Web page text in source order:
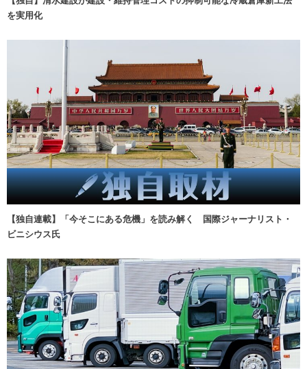
を実用化
【独自連載】「今そこにある危機」を読み解く 国際ジャーナリスト・
ビニシウス氏